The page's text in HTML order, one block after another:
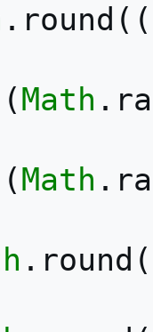
. round ((
Math .
Math .
. round (